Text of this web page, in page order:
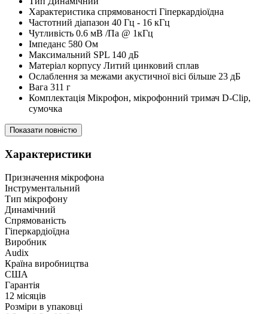
Характеристика спрямованості Гіперкардіоїдна
Частотний діапазон 40 Гц - 16 кГц
Чутливість 0.6 мВ /Па @ 1кГц
Імпеданс 580 Ом
Максимальний SPL 140 дБ
Матеріал корпусу Литий цинковий сплав
Ослаблення за межами акустичної вісі більше 23 дБ
Вага 311 г
Комплектація Мікрофон, мікрофонний тримач D-Clip,
сумочка
Показати повністю
Характеристики
Призначення мікрофона
Інструментальний
Тип мікрофону
Динамічний
Спрямованість
Гіперкардіоїдна
Виробник
Audix
Країна виробництва
США
Гарантія
12 місяців
Розміри в упаковці